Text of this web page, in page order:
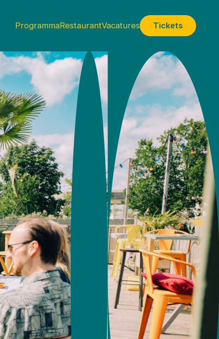
ProgrammaRestaurantVacatures Tickets